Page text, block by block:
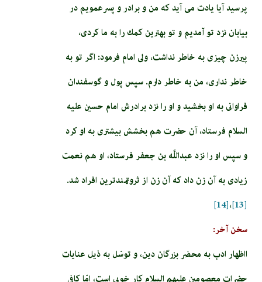
پرسيد آيا يادت مى‏ آيد كه من و برادر و پسرعمويم در
بيابان نزد تو آمديم و تو بهترين كمك را به ما كردى،
پيرزن چيزى به خاطر نداشت، ولى امام فرمود: اگر تو به
خاطر ندارى، من به خاطر دارم. سپس پول و گوسفندان
فراوانى به او بخشيد و او را نزد برادرش امام حسين عليه
السلام فرستاد، آن حضرت هم بخشش بيشترى به او كرد
و سپس او را نزد عبداللَّه بن جعفر فرستاد، او هم نعمت
زيادى به آن زن داد كه آن زن از ثروتمندترين افراد شد.
[13]
،[14]
سخن آخر:
ااظهار ادب به محضر بزرگان دين، و توسّل به ذيل عنايات
حضرات معصومين عليهم السلام كار خوبى است، امّا كافى